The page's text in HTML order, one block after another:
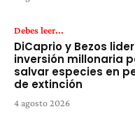
Debes leer...
DiCaprio y Bezos
inversión millonaria
salvar especies en
de extinción
4 agosto 2026